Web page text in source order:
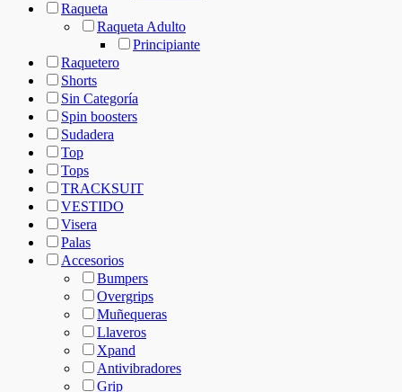
Raqueta
Raqueta Adulto
Principiante
Raquetero
Shorts
Sin Categoría
Spin boosters
Sudadera
Top
Tops
TRACKSUIT
VESTIDO
Visera
Palas
Accesorios
Bumpers
Overgrips
Muñequeras
Llaveros
Xpand
Antivibradores
Grip